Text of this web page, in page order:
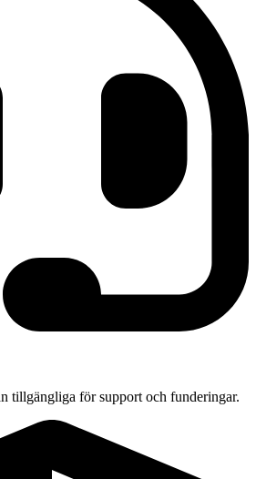
tillgängliga för support och funderingar.